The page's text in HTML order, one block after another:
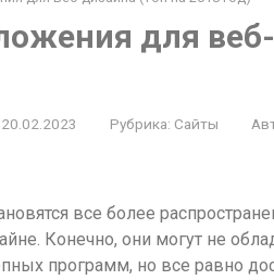
для
20.02.2023 Рубрика: Сайты
все более
Конечно, они могут не
программ, но все равно